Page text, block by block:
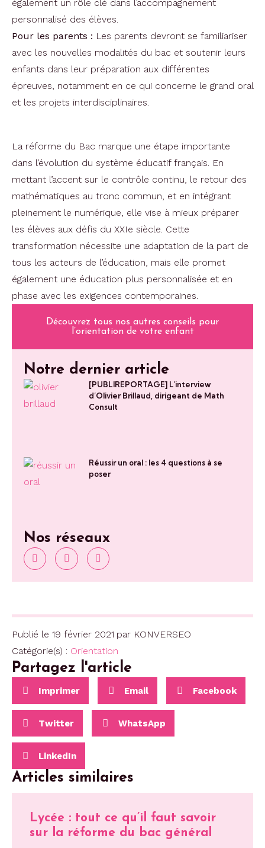
également un rôle clé dans l’accompagnement
personnalisé des élèves.
Pour les parents : Les parents devront se familiariser
avec les nouvelles modalités du bac et soutenir leurs
enfants dans leur préparation aux différentes
épreuves, notamment en ce qui concerne le grand oral
et les projets interdisciplinaires.
La réforme du Bac marque une étape importante
dans l’évolution du système éducatif français. En
mettant l’accent sur le contrôle continu, le retour des
mathématiques au tronc commun, et en intégrant
pleinement le numérique, elle vise à mieux préparer
les élèves aux défis du XXIe siècle. Cette
transformation nécessite une adaptation de la part de
tous les acteurs de l’éducation, mais elle promet
également une éducation plus personnalisée et en
phase avec les exigences contemporaines.
Découvrez tous nos autres conseils pour
l’orientation de votre enfant
Notre dernier article
[PUBLIREPORTAGE] L’interview
d’Olivier Brillaud, dirigeant de Math
Consult
Réussir un oral : les 4 questions à se
poser
Nos réseaux
Publié le 19 février 2021 par KONVERSEO
Catégorie(s) : Orientation
Partagez l'article
Imprimer Email Facebook
Twitter WhatsApp
LinkedIn
Articles similaires
Lycée : tout ce qu’il faut savoir
sur la réforme du bac général